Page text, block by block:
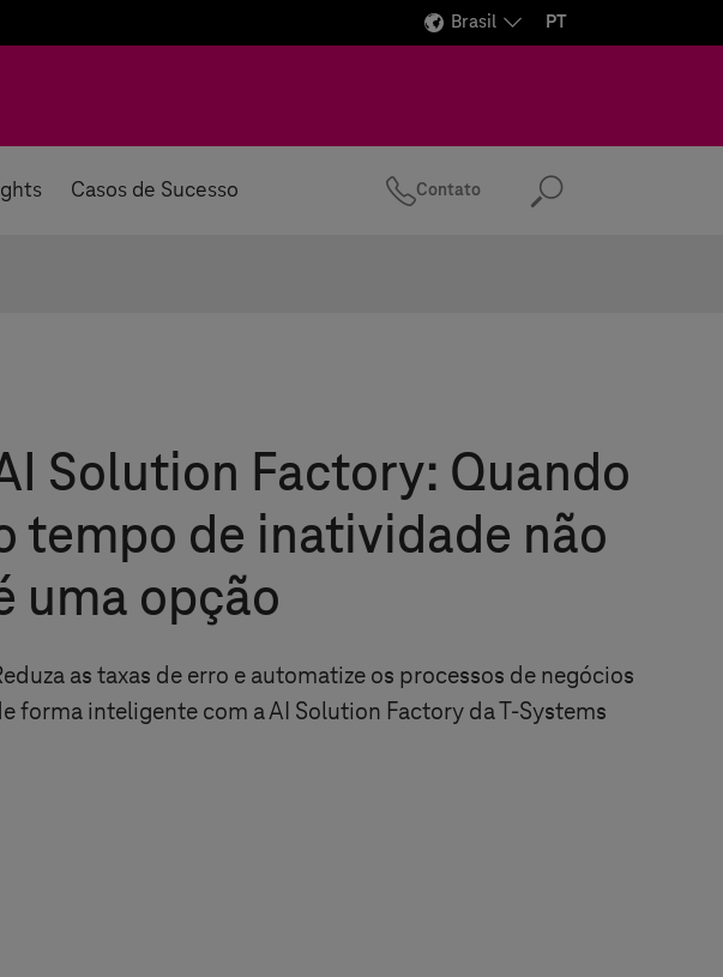
Brasil PT
Casos de Sucesso Contato
Solution Factory: Quando
tempo de inatividade não
uma opção
as taxas de erro e automatize os processos de negócios
forma inteligente com a AI Solution Factory daT-Systems